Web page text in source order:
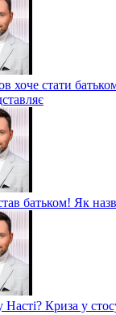
стати батьком
батьком! Як
Криза у